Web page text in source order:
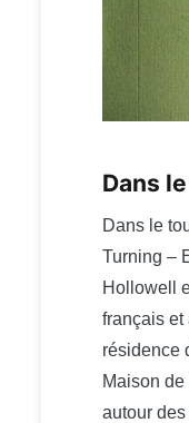
Dans
Dans le
Turning –
Hollowell
français et
résidence
Maison
autour